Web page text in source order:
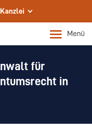
Menü
für
in